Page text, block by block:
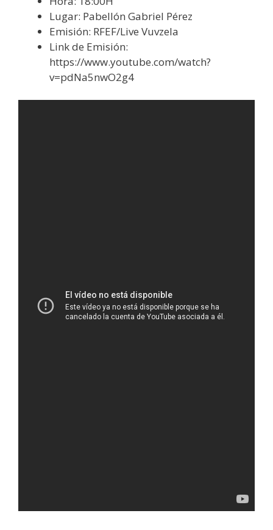
Lugar: Pabellón Gabriel Pérez
Emisión: RFEF/Live Vuvzela
Link de Emisión:
https://www.youtube.com/watch?
v=pdNa5nwO2g4